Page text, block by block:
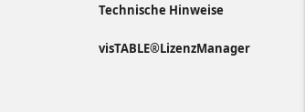
Technische Hinweise
visTABLE®LizenzManager